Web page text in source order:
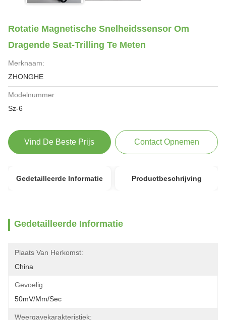
Rotatie Magnetische Snelheidssensor Om
Dragende Seat-Trilling Te Meten
Merknaam:
ZHONGHE
Modelnummer:
Sz-6
Vind De Beste Prijs Contact Opnemen
Gedetailleerde Informatie Productbeschrijving
Gedetailleerde Informatie
Plaats Van Herkomst:
China
Gevoelig:
50mV/mm/sec
Weergavekarakteristiek: